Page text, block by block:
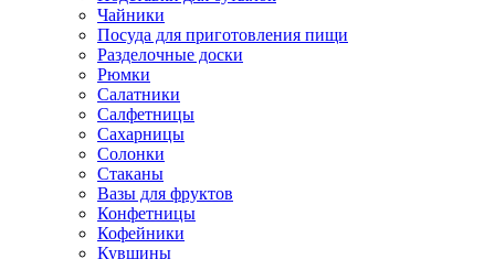
Чайники
Посуда для приготовления пищи
Разделочные доски
Рюмки
Салатники
Салфетницы
Сахарницы
Солонки
Стаканы
Вазы для фруктов
Конфетницы
Кофейники
Кувшины